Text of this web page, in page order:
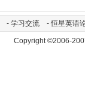
- 学习交流 -恒星英语
Copyright ©2006-